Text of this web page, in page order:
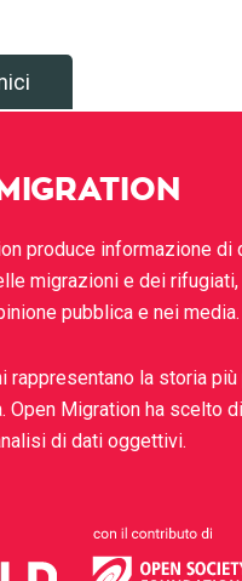
produce informazione di
migrazioni e dei
pubblica e nei media.
rappresentano la storia
Open Migration ha scelto
di dati oggettivi.